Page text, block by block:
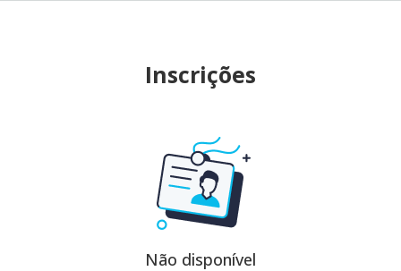
Inscrições
Não disponível